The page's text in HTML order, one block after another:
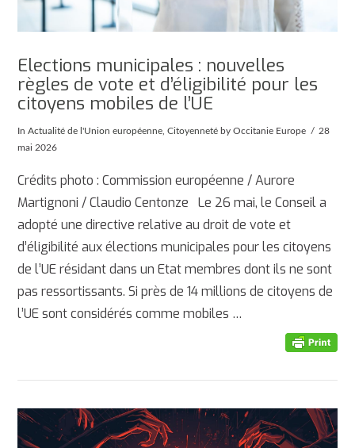
Elections municipales : nouvelles
règles de vote et d’éligibilité pour les
citoyens mobiles de l’UE
InActualité de l'Union européenne ,Citoyenneté by Occitanie Europe
28
mai 2026
Crédits photo : Commission européenne / Aurore
Martignoni / Claudio Centonze Le 26 mai, le Conseil a
adopté une directive relative au droit de vote et
d’éligibilité aux élections municipales pour les citoyens
de l’UE résidant dans un Etat membres dont ils ne sont
pas ressortissants. Si près de 14 millions de citoyens de
l’UE sont considérés comme mobiles …